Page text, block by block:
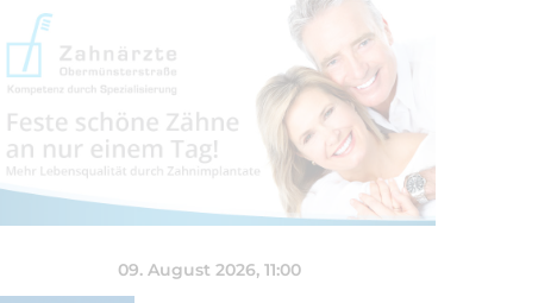
09. August 2026, 11:00